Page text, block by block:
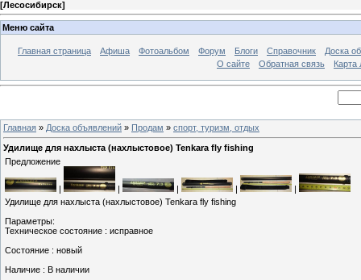
[Лесосибирск]
Меню сайта
Главная страница Афиша Фотоальбом Форум Блоги Справочник
Доска
О сайте
Обратная связь Карта
Главная » Доска объявлений » Продам » спорт, туризм, отдых
Удилище для нахлыста (нахлыстовое) Tenkara fly fishing
Предложение
Удилище для нахлыста (нахлыстовое) Tenkara fly fishing
Параметры:
Техническое состояние : исправное
Состояние : новый
Наличие : В наличии